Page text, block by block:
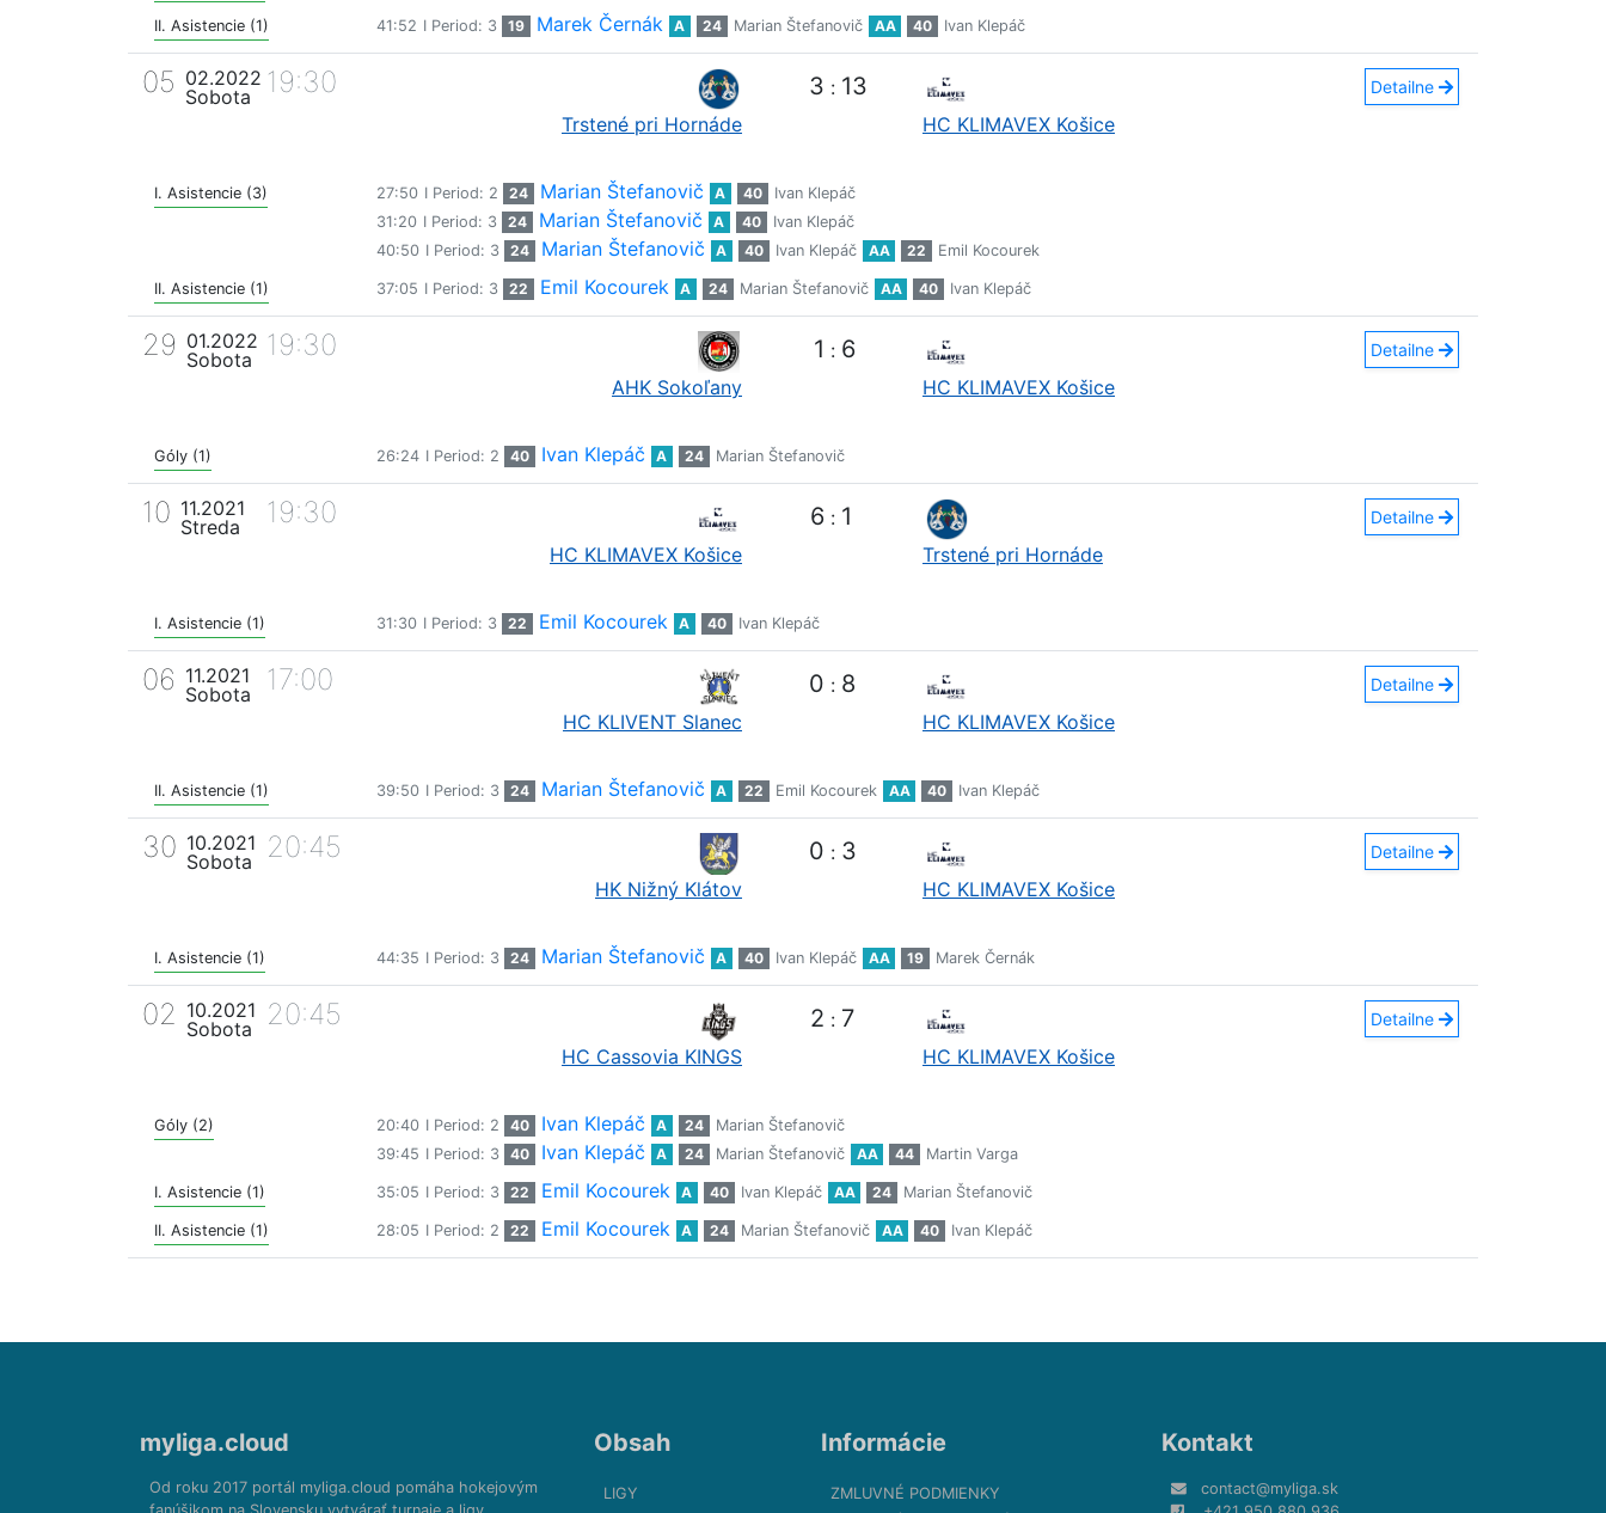
II. Asistencie (1) 41:52 I Period: 3 19 Marek Černák A 24 Marian Štefanovič AA 40 Ivan Klepáč
05 02.2022
Sobota
19:30
Trstené pri Hornáde
3 : 13
HC KLIMAVEX Košice
Detailne
I. Asistencie (3) 27:50 I Period: 2 24 Marian Štefanovič A 40
Ivan Klepáč
31:20 I Period: 3 24 Marian Štefanovič A 40
Ivan Klepáč
40:50 I Period: 3 24 Marian Štefanovič A 40 Ivan Klepáč AA 22 Emil Kocourek
II. Asistencie (1) 37:05 I Period: 3 22 Emil Kocourek A 24 Marian Štefanovič AA 40 Ivan Klepáč
29 01.2022
Sobota
19:30
AHK Sokoľany
1 : 6
HC KLIMAVEX Košice
Detailne
Góly (1) 26:24 I Period: 2 40 Ivan Klepáč A 24 Marian Štefanovič
10 11.2021
Streda
19:30
HC KLIMAVEX Košice
6 : 1
Trstené pri Hornáde
Detailne
I. Asistencie (1) 31:30 I Period: 3 22 Emil Kocourek A 40 Ivan Klepáč
06 11.2021
Sobota
17:00
HC KLIVENT Slanec
0 : 8
HC KLIMAVEX Košice
Detailne
II. Asistencie (1) 39:50 I Period: 3 24 Marian Štefanovič A 22 Emil Kocourek AA 40 Ivan Klepáč
30 10.2021
Sobota
20:45
HK Nižný Klátov
0 : 3
HC KLIMAVEX Košice
Detailne
I. Asistencie (1) 44:35 I Period: 3 24 Marian Štefanovič A 40 Ivan Klepáč AA 19 Marek Černák
02 10.2021
Sobota
20:45
HC Cassovia KINGS
2 : 7
HC KLIMAVEX Košice
Detailne
Góly (2) 20:40 I Period: 2 40 Ivan Klepáč A 24
Marian Štefanovič
39:45 I Period: 3 40 Ivan Klepáč A 24 Marian Štefanovič AA 44 Martin Varga
I. Asistencie (1) 35:05 I Period: 3 22 Emil Kocourek A 40 Ivan Klepáč AA 24 Marian Štefanovič
II. Asistencie (1) 28:05 I Period: 2 22 Emil Kocourek A 24 Marian Štefanovič AA 40 Ivan Klepáč
myliga.cloud
Od roku 2017 portál myliga.cloud pomáha hokejovým
Obsah
LIGY
Informácie
ZMLUVNÉ PODMIENKY
Kontakt
contact@myliga.sk